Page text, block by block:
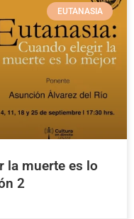
EUTANASIA
la muerte es lo
2